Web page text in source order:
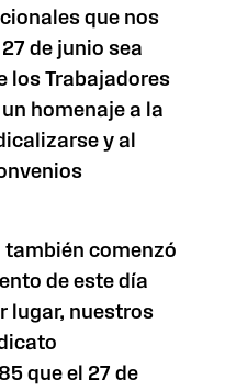
que nos
de junio sea
los Trabajadores
homenaje a la
y al
también comenzó
de este día
lugar, nuestros
que el 27 de